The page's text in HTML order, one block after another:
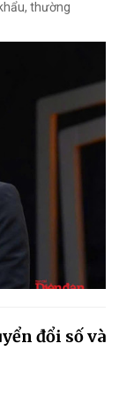
thường
đổi số và